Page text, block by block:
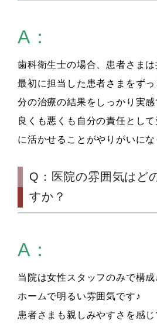
A：
歯科衛生士の場合、患者さまは
最初に担当した患者さまをず
分の治療の結果をしっかり実感
良くも悪くも自分の責任とし
に活かせることがやりがいに
Q：医院の雰囲気はど
すか？
A：
当院は女性スタッフのみで構
ホームで明るい雰囲気です♪
患者さまも親しみやすさを感